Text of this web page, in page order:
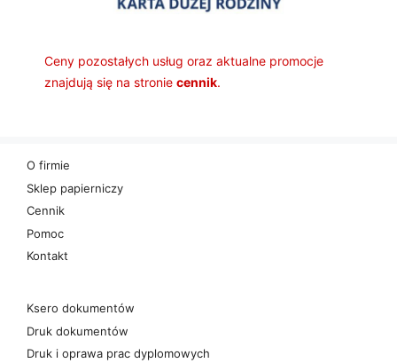
Ceny pozostałych usług oraz aktualne promocje
znajdują się na stronie cennik.
O firmie
Sklep papierniczy
Cennik
Pomoc
Kontakt
Ksero dokumentów
Druk dokumentów
Druk i oprawa prac dyplomowych